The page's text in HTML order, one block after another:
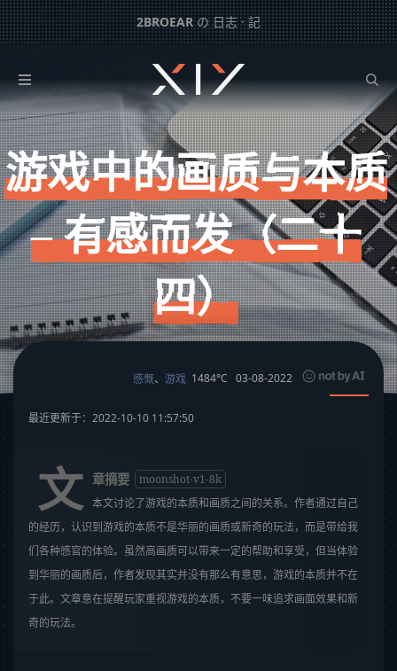
2BROEARの 日志 · 記
游戏中的画质与本质 – 有感而发（二十四）
下一篇：车又被挂了 – 日常记事（一百二十二）
游戏中的画质与本质
– 有感而发（二十
四）
感慨、游戏 1484°C 03-08-2022
最近更新于：2022-10-10 11:57:50
文 章摘要
moonshot-v1-8k
本文讨论了游戏的本质和画质之间的关系。作者通过自己
的经历，认识到游戏的本质不是华丽的画质或新奇的玩法，而是带给我
们各种感官的体验。虽然高画质可以带来一定的帮助和享受，但当体验
到华丽的画质后，作者发现其实并没有那么有意思，游戏的本质并不在
于此。文章意在提醒玩家重视游戏的本质，不要一味追求画面效果和新
奇的玩法。